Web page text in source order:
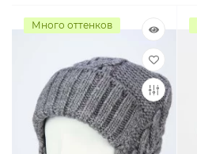
Много оттенков